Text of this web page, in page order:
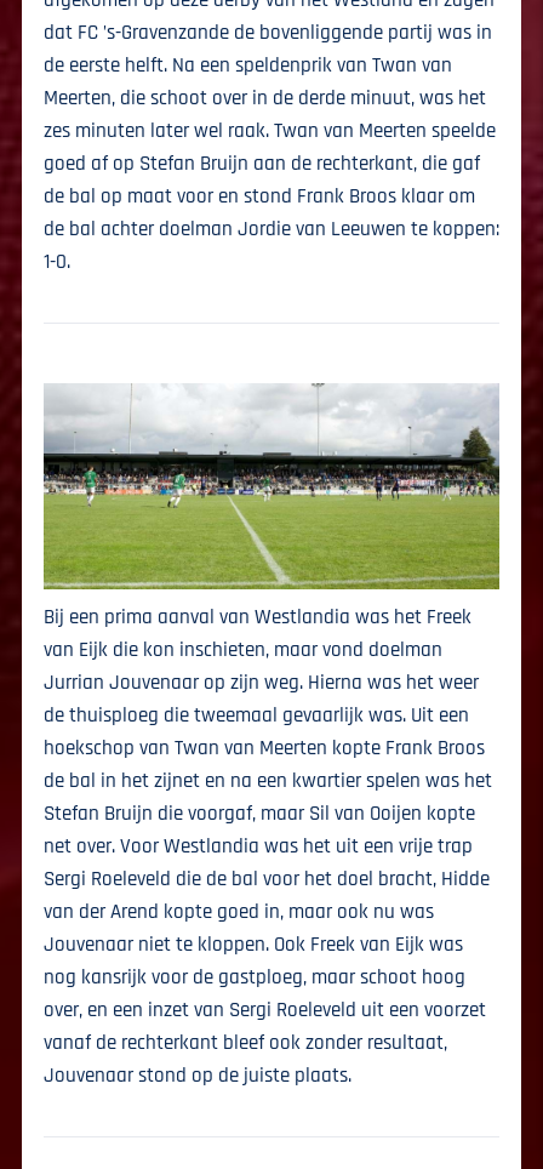
dat FC ’s-Gravenzande de bovenliggende partij was in
de eerste helft. Na een speldenprik van Twan van
Meerten, die schoot over in de derde minuut, was het
zes minuten later wel raak. Twan van Meerten speelde
goed af op Stefan Bruijn aan de rechterkant, die gaf
de bal op maat voor en stond Frank Broos klaar om
de bal achter doelman Jordie van Leeuwen te koppen:
1-0.
Bij een prima aanval van Westlandia was het Freek
van Eijk die kon inschieten, maar vond doelman
Jurrian Jouvenaar op zijn weg. Hierna was het weer
de thuisploeg die tweemaal gevaarlijk was. Uit een
hoekschop van Twan van Meerten kopte Frank Broos
de bal in het zijnet en na een kwartier spelen was het
Stefan Bruijn die voorgaf, maar Sil van Ooijen kopte
net over. Voor Westlandia was het uit een vrije trap
Sergi Roeleveld die de bal voor het doel bracht, Hidde
van der Arend kopte goed in, maar ook nu was
Jouvenaar niet te kloppen. Ook Freek van Eijk was
nog kansrijk voor de gastploeg, maar schoot hoog
over, en een inzet van Sergi Roeleveld uit een voorzet
vanaf de rechterkant bleef ook zonder resultaat,
Jouvenaar stond op de juiste plaats.